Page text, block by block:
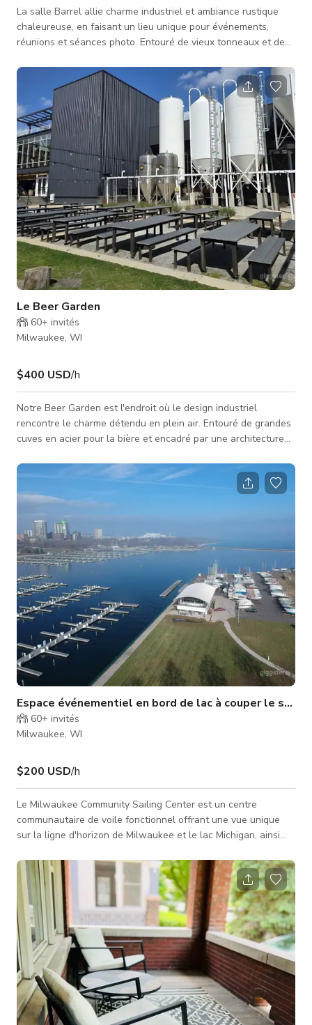
La salle Barrel allie charme industriel et ambiance rustique
chaleureuse, en faisant un lieu unique pour événements,
réunions et séances photo. Entouré de vieux tonneaux et de
des tables en bois, un éclairage cosy et un aménagement
ouvert idéal pour les cocktails d'entreprise, les
rassemblements privés ou les décors cinématographiques.
Que vous organisiez un lancement de produit, un atelier
d'équipe ou une production créative
Le Beer Garden
60+ invités
Milwaukee, WI
$400 USD/h
Notre Beer Garden est l'endroit où le design industriel
rencontre le charme détendu en plein air. Entouré de grandes
cuves en acier pour la bière et encadré par une architecture
moderne, parfait pour des événements, séances photo,
productions cinématographiques ou activations de marque. Le
Beer Garden dispose de longues tables de style communal,
d'un sol en pierre concassée, d'éclairages en guirlande et de
lignes épuré
Espace événementiel en bord de lac à couper le
60+ invités
Milwaukee, WI
$200 USD/h
Le Milwaukee Community Sailing Center est un centre
communautaire de voile fonctionnel offrant une vue unique
sur la ligne d'horizon de Milwaukee et le lac Michigan, ainsi
l'étage et peut inclure le balcon et la cour. Vous voulez une
vue sur la ligne d'horizon de Milwaukee ? Nous l'avons. Vous
voulez une vue sur une marina avec voiliers et bateaux à
moteur ? Nous l'avons. Vous voulez une vue sur une vaste
étendue d'eau ? Nous l'